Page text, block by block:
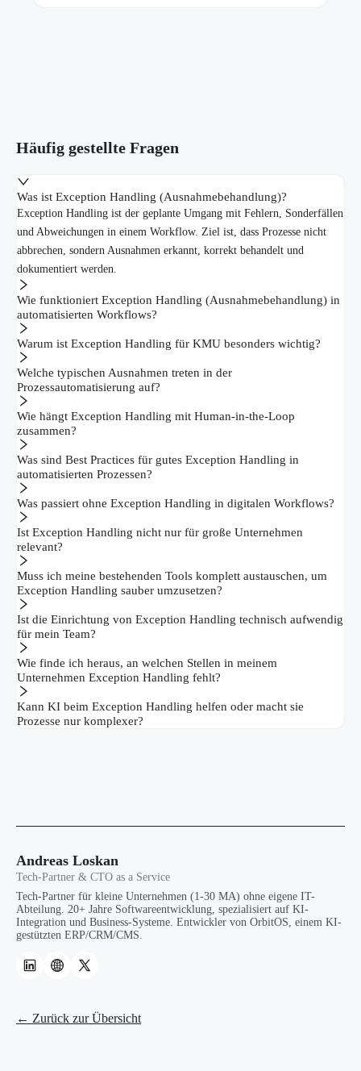
Häufig gestellte Fragen
Was ist Exception Handling (Ausnahmebehandlung)?
Exception Handling ist der geplante Umgang mit Fehlern, Sonderfällen
und Abweichungen in einem Workflow. Ziel ist, dass Prozesse nicht
abbrechen, sondern Ausnahmen erkannt, korrekt behandelt und
dokumentiert werden.
Wie funktioniert Exception Handling (Ausnahmebehandlung) in
automatisierten Workflows?
Warum ist Exception Handling für KMU besonders wichtig?
Welche typischen Ausnahmen treten in der
Prozessautomatisierung auf?
Wie hängt Exception Handling mit Human-in-the-Loop
zusammen?
Was sind Best Practices für gutes Exception Handling in
automatisierten Prozessen?
Was passiert ohne Exception Handling in digitalen Workflows?
Ist Exception Handling nicht nur für große Unternehmen
relevant?
Muss ich meine bestehenden Tools komplett austauschen, um
Exception Handling sauber umzusetzen?
Ist die Einrichtung von Exception Handling technisch aufwendig
für mein Team?
Wie finde ich heraus, an welchen Stellen in meinem
Unternehmen Exception Handling fehlt?
Kann KI beim Exception Handling helfen oder macht sie
Prozesse nur komplexer?
Andreas Loskan
Tech-Partner & CTO as a Service
Tech-Partner für kleine Unternehmen (1-30 MA) ohne eigene IT-
Abteilung. 20+ Jahre Softwareentwicklung, spezialisiert auf KI-
Integration und Business-Systeme. Entwickler von OrbitOS, einem KI-
gestützten ERP/CRM/CMS.
← Zurück zur Übersicht